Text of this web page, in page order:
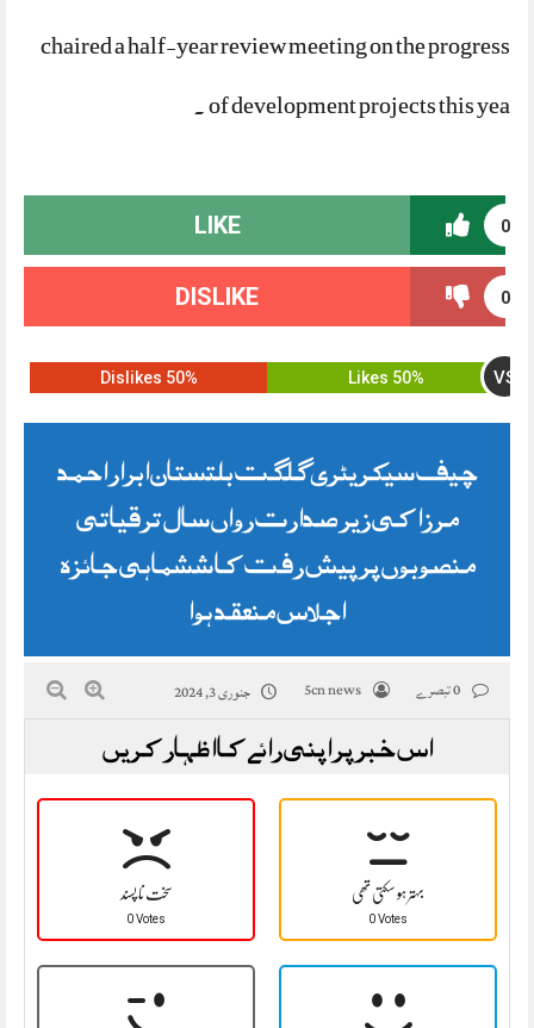
chaired a half-year review meeting on the progress
of development projects this yea .
0
LIKE
0
DISLIKE
50% Likes VS
50% Dislikes
چیف سیکریٹری گلگت بلتستان ابرار احمد
مرزا کی زیر صدارت رواں سال ترقیاتی
منصوبوں پر پیش رفت کا ششماہی جائزہ
اجلاس منعقد ہوا
5cn news جنوری 3, 2024
اس خبر پر اپنی رائے کا اظہار کریں
سخت نا پسند
0 Votes
بہتر ہو سکتی تھی
0 Votes